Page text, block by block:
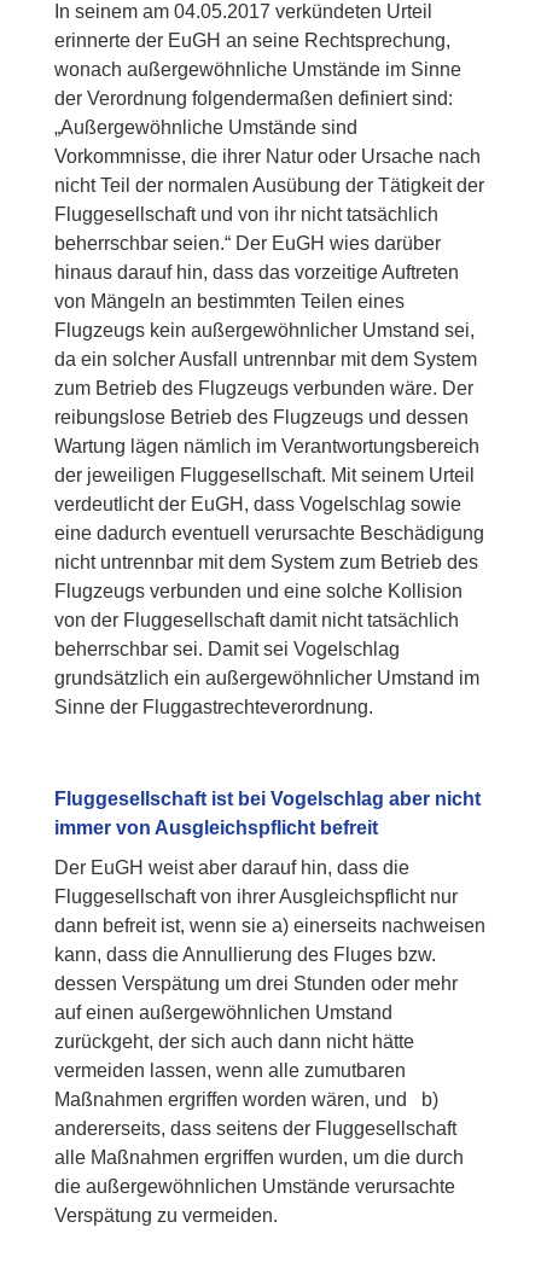
In seinem am 04.05.2017 verkündeten Urteil
erinnerte der EuGH an seine Rechtsprechung,
wonach außergewöhnliche Umstände im Sinne
der Verordnung folgendermaßen definiert sind:
„Außergewöhnliche Umstände sind
Vorkommnisse, die ihrer Natur oder Ursache nach
nicht Teil der normalen Ausübung der Tätigkeit der
Fluggesellschaft und von ihr nicht tatsächlich
beherrschbar seien.“ Der EuGH wies darüber
hinaus darauf hin, dass das vorzeitige Auftreten
von Mängeln an bestimmten Teilen eines
Flugzeugs kein außergewöhnlicher Umstand sei,
da ein solcher Ausfall untrennbar mit dem System
zum Betrieb des Flugzeugs verbunden wäre. Der
reibungslose Betrieb des Flugzeugs und dessen
Wartung lägen nämlich im Verantwortungsbereich
der jeweiligen Fluggesellschaft. Mit seinem Urteil
verdeutlicht der EuGH, dass Vogelschlag sowie
eine dadurch eventuell verursachte Beschädigung
nicht untrennbar mit dem System zum Betrieb des
Flugzeugs verbunden und eine solche Kollision
von der Fluggesellschaft damit nicht tatsächlich
beherrschbar sei. Damit sei Vogelschlag
grundsätzlich ein außergewöhnlicher Umstand im
Sinne der Fluggastrechteverordnung.
Fluggesellschaft ist bei Vogelschlag aber nicht
immer von Ausgleichspflicht befreit
Der EuGH weist aber darauf hin, dass die
Fluggesellschaft von ihrer Ausgleichspflicht nur
dann befreit ist, wenn sie a) einerseits nachweisen
kann, dass die Annullierung des Fluges bzw.
dessen Verspätung um drei Stunden oder mehr
auf einen außergewöhnlichen Umstand
zurückgeht, der sich auch dann nicht hätte
vermeiden lassen, wenn alle zumutbaren
Maßnahmen ergriffen worden wären, und
b)
andererseits, dass seitens der Fluggesellschaft
alle Maßnahmen ergriffen wurden, um die durch
die außergewöhnlichen Umstände verursachte
Verspätung zu vermeiden.